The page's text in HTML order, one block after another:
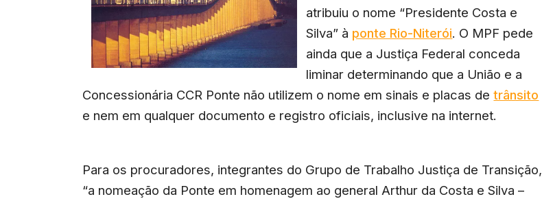
atribuiu o nome “Presidente Costa e
Silva” à ponte Rio-Niterói. O MPF pede
ainda que a Justiça Federal conceda
liminar determinando que a União e a
Concessionária CCR Ponte não utilizem o nome em sinais e placas detrânsito
e nem em qualquer documento e registro oficiais, inclusive na internet.
Para os procuradores, integrantes do Grupo de Trabalho Justiça de Transição,
“a nomeação da Ponte em homenagem ao general Arthur da Costa e Silva –